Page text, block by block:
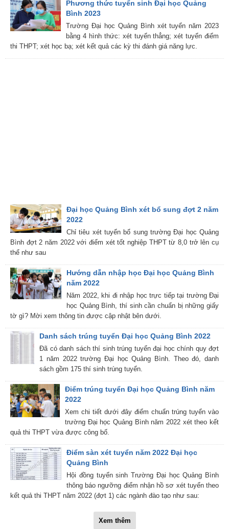
Phương thức tuyển sinh Đại học Quảng
Bình 2023
Trường Đại học Quảng Bình xét tuyển năm 2023
bằng 4 hình thức: xét tuyển thẳng; xét tuyển điểm
thi THPT; xét học bạ; xét kết quả các kỳ thi đánh giá năng lực.
Đại học Quảng Bình xét bổ sung đợt 2 năm
2022
Chỉ tiêu xét tuyển bổ sung trường Đại học Quảng
Bình đợt 2 năm 2022 với điểm xét tốt nghiệp THPT từ 8,0 trở lên cụ
thể như sau
Hướng dẫn nhập học Đại học Quảng Bình
năm 2022
Năm 2022, khi đi nhập học trực tiếp tại trường Đại
học Quảng Bình, thí sinh cần chuẩn bị những giấy
tờ gì? Mời xem thông tin được cập nhật bên dưới.
Danh sách trúng tuyển Đại học Quảng Bình 2022
Đã có danh sách thí sinh trúng tuyển đại học chính quy đợt
1 năm 2022 trường Đại học Quảng Bình. Theo đó, danh
sách gồm 175 thí sinh trúng tuyển.
Điểm trúng tuyển Đại học Quảng Bình năm
2022
Xem chi tiết dưới đây điểm chuẩn trúng tuyển vào
trường Đại học Quảng Bình năm 2022 xét theo kết
quả thi THPT vừa được công bố.
Điểm sàn xét tuyển năm 2022 Đại học
Quảng Bình
Hội đồng tuyển sinh Trường Đại học Quảng Bình
thông báo ngưỡng điểm nhận hồ sơ xét tuyển theo
kết quả thi THPT năm 2022 (đợt 1) các ngành đào tạo như sau:
Xem thêm